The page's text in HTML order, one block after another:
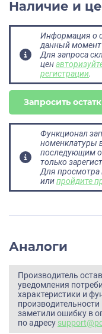
Наличие и
Информация о
данный момент
Для запроса
цен
регистрации.
Запросить
Функционал
номенклатуры
последующим
только
Для просмотра
илипройдите
Аналоги
Производитель
уведомления
характеристики и
заметили ошибку в
по адресу